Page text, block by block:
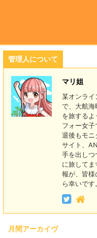
管理人について
マリ姐
某オンライ
で、大航海
を旅するよ
フォー女子
退後もモニ
サイト、
手を出しつ
に旅して
報が、皆様
ら幸いです
月間アーカイヴ